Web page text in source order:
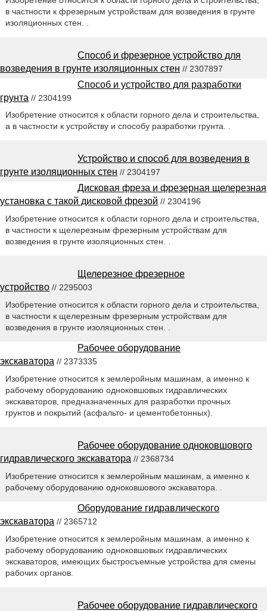
в частности к фрезерным устройствам для возведения в грунте
изоляционных стен. .
Способ и фрезерное устройство для
возведения в грунте изоляционных стен // 2307897
Способ и устройство для разработки
грунта // 2304199
Изобретение относится к области горного дела и строительства,
а в частности к устройству и способу разработки грунта. .
Устройство и способ для возведения в
грунте изоляционных стен // 2304197
Дисковая фреза и фрезерная щелерезная
установка с такой дисковой фрезой // 2304196
Изобретение относится к области горного дела и строительства,
в частности к щелерезным фрезерным устройствам для
возведения в грунте изоляционных стен. .
Щелерезное фрезерное
устройство // 2295003
Изобретение относится к области горного дела и строительства,
в частности к щелерезным фрезерным устройствам для
возведения в грунте изоляционных стен. .
Рабочее оборудование
экскаватора // 2373335
Изобретение относится к землеройным машинам, а именно к
рабочему оборудованию одноковшовых гидравлических
экскаваторов, предназначенных для разработки прочных
грунтов и покрытий (асфальто- и цементобетонных).
Рабочее оборудование одноковшового
гидравлического экскаватора // 2368734
Изобретение относится к землеройным машинам, а именно к
рабочему оборудованию одноковшового экскаватора. .
Оборудование гидравлического
экскаватора // 2365712
Изобретение относится к землеройным машинам, а именно к
рабочему оборудованию одноковшовых гидравлических
экскаваторов, имеющих быстросъемные устройства для смены
рабочих органов.
Рабочее оборудование гидравлического